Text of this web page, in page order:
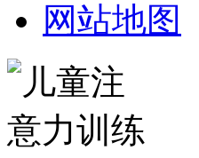
网站地图